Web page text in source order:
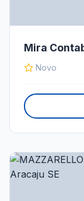
Mira
Novo